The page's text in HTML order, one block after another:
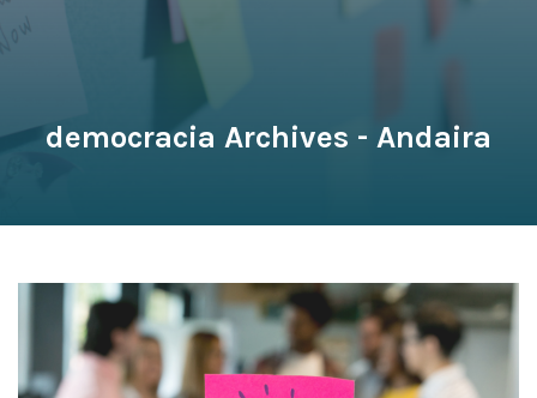
democracia Archives - Andaira